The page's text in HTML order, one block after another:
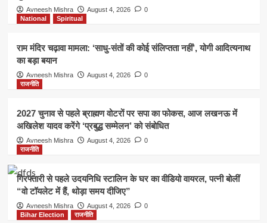
Avneesh Mishra August 4, 2026
0
National
Spiritual
राम मंदिर चढ़ावा मामला: ‘साधु-संतों की कोई संलिप्तता नहीं’, योगी आदित्यनाथ
का बड़ा बयान
Avneesh Mishra August 4, 2026
0
राजनीति
2027 चुनाव से पहले ब्राह्मण वोटरों पर सपा का फोकस, आज लखनऊ में
अखिलेश यादव करेंगे ‘प्रबुद्ध सम्मेलन’ को संबोधित
Avneesh Mishra August 4, 2026
0
राजनीति
गिरफ्तारी से पहले उदयनिधि स्टालिन के घर का वीडियो वायरल, पत्नी बोलीं
“वो टॉयलेट में हैं, थोड़ा समय दीजिए”
Avneesh Mishra August 4, 2026
0
Bihar Election
राजनीति